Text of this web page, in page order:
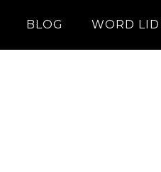
BLOG WORD LID